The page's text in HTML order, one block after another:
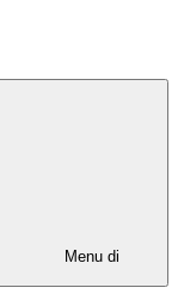
Menu di